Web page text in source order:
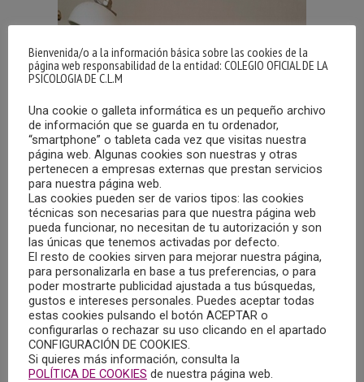
Descargar guía
Guías contra el acoso y el ciberacoso escolar
Dependencia: La visión de los profesionales. Del
Bienvenida/o a la información básica sobre las cookies de la
página web responsabilidad de la entidad: COLEGIO OFICIAL DE LA
PSICOLOGIA DE C.L.M
Una cookie o galleta informática es un pequeño archivo
de información que se guarda en tu ordenador,
“smartphone” o tableta cada vez que visitas nuestra
página web. Algunas cookies son nuestras y otras
pertenecen a empresas externas que prestan servicios
para nuestra página web.
Las cookies pueden ser de varios tipos: las cookies
técnicas son necesarias para que nuestra página web
pueda funcionar, no necesitan de tu autorización y son
las únicas que tenemos activadas por defecto.
El resto de cookies sirven para mejorar nuestra página,
para personalizarla en base a tus preferencias, o para
poder mostrarte publicidad ajustada a tus búsquedas,
gustos e intereses personales. Puedes aceptar todas
estas cookies pulsando el botón ACEPTAR o
configurarlas o rechazar su uso clicando en el apartado
CONFIGURACIÓN DE COOKIES.
Si quieres más información, consulta la
POLÍTICA DE COOKIES de nuestra página web.